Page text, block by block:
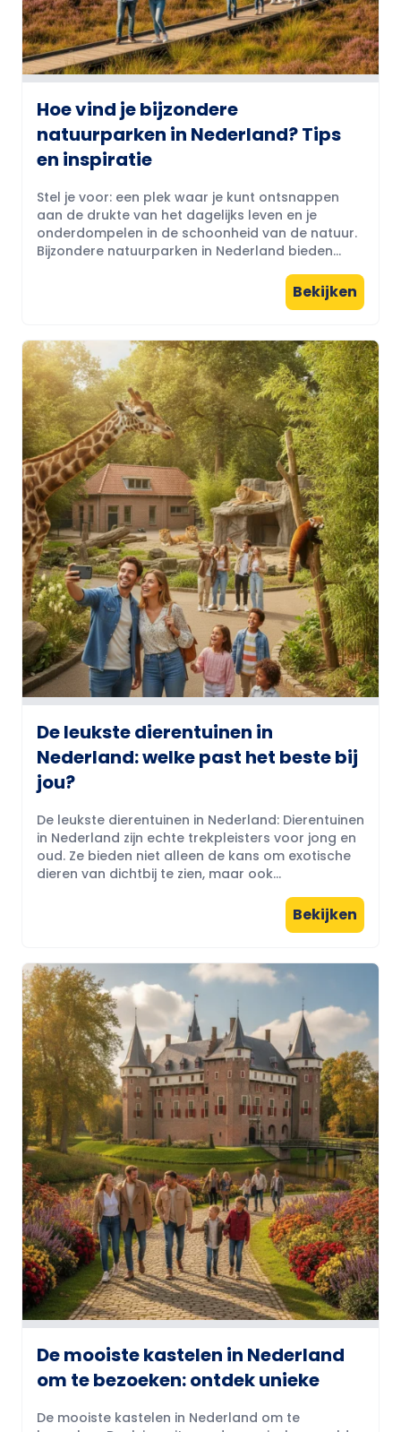
Hoe vind je bijzondere
natuurparken in Nederland? Tips
en inspiratie
Stel je voor: een plek waar je kunt ontsnappen
aan de drukte van het dagelijks leven en je
onderdompelen in de schoonheid van de natuur.
Bijzondere natuurparken in Nederland bieden...
Bekijken
De leukste dierentuinen in
Nederland: welke past het beste bij
jou?
De leukste dierentuinen in Nederland: Dierentuinen
in Nederland zijn echte trekpleisters voor jong en
oud. Ze bieden niet alleen de kans om exotische
dieren van dichtbij te zien, maar ook...
Bekijken
De mooiste kastelen in Nederland
om te bezoeken: ontdek unieke
De mooiste kastelen in Nederland om te